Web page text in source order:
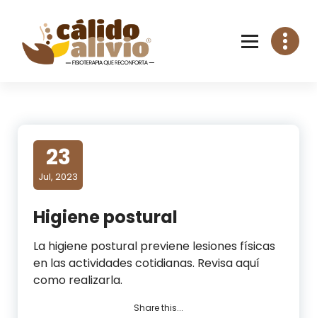
content
23
Jul, 2023
Higiene postural
La higiene postural previene lesiones físicas
en las actividades cotidianas. Revisa aquí
como realizarla.
Share this...